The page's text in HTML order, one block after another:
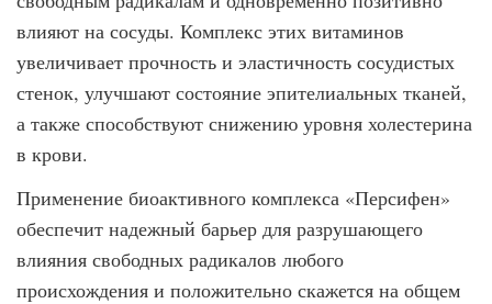
влияют на сосуды. Комплекс этих витаминов
увеличивает прочность и эластичность сосудистых
стенок, улучшают состояние эпителиальных тканей,
а также способствуют снижению уровня холестерина
в крови.
Применение биоактивного комплекса «Персифен»
обеспечит надежный барьер для разрушающего
влияния свободных радикалов любого
происхождения и положительно скажется на общем